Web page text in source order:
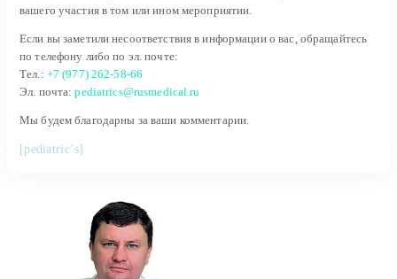
вашего участия в том или ином мероприятии.
Если вы заметили несоответствия в информации о вас, обращайтесь
по телефону либо по эл. почте:
Тел.: +7 (977) 262-58-66
Эл. почта:pediatrics@rusmedical.ru
Мы будем благодарны за ваши комментарии.
[pediatric`s]